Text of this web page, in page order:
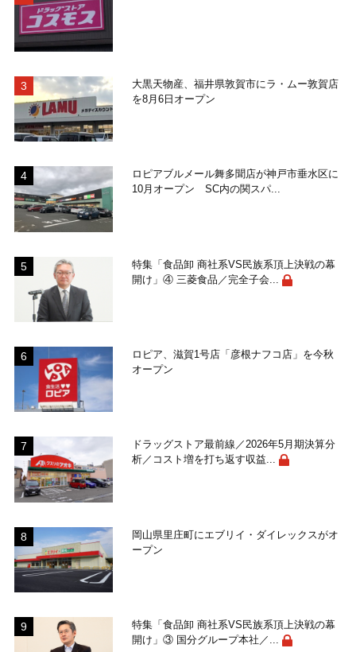
大黒天物産、福井県敦賀市にラ・ムー敦賀店
を8月6日オープン
ロピアブルメール舞多聞店が神戸市垂水区に
10月オープン SC内の関スパ...
特集「食品卸 商社系VS民族系頂上決戦の幕
開け」④ 三菱食品／完全子会...
ロピア、滋賀1号店「彦根ナフコ店」を今秋
オープン
ドラッグストア最前線／2026年5月期決算分
析／コスト増を打ち返す収益...
岡山県里庄町にエブリイ・ダイレックスがオ
ープン
特集「食品卸 商社系VS民族系頂上決戦の幕
開け」③ 国分グループ本社／...